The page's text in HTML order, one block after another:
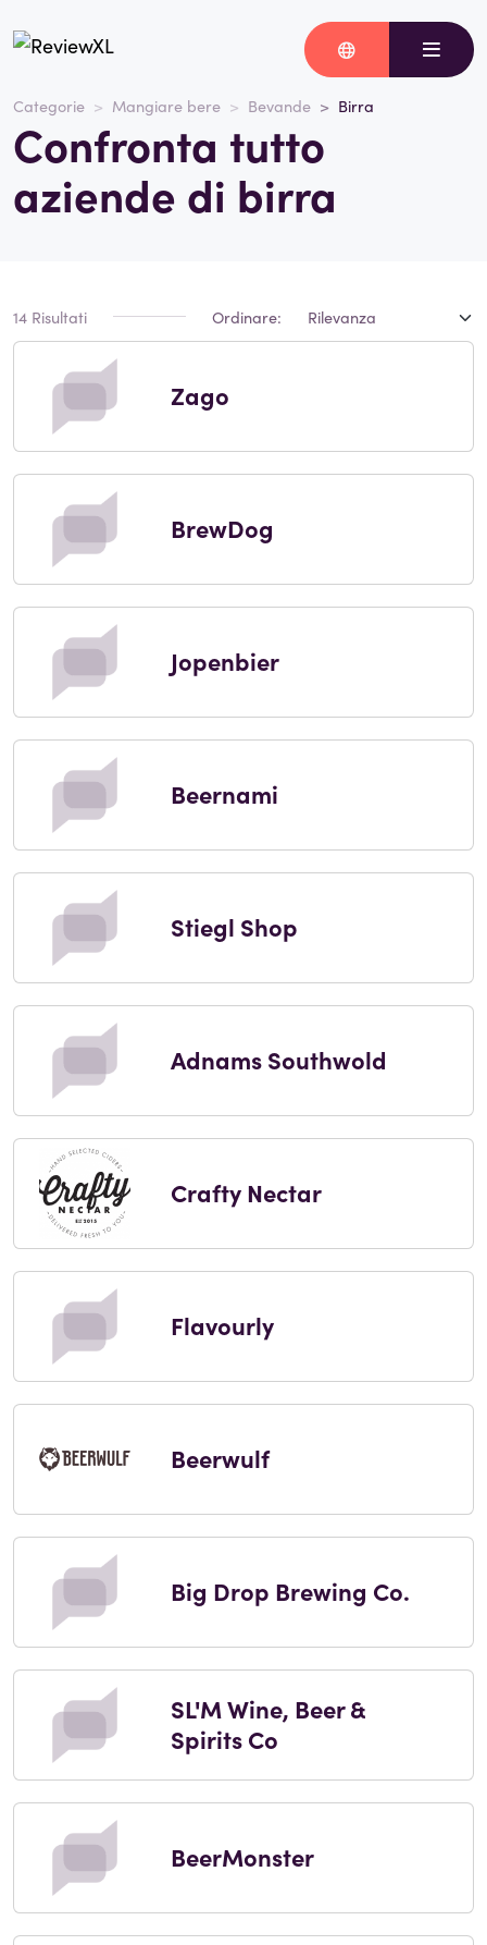
Categorie Mangiare bere Bevande Birra
Confronta tutto
aziende di birra
14 Risultati Ordinare:
Zago
BrewDog
Jopenbier
Beernami
Stiegl Shop
Adnams Southwold
Crafty Nectar
Flavourly
Beerwulf
Big Drop Brewing Co.
SL'M Wine, Beer &
Spirits Co
BeerMonster